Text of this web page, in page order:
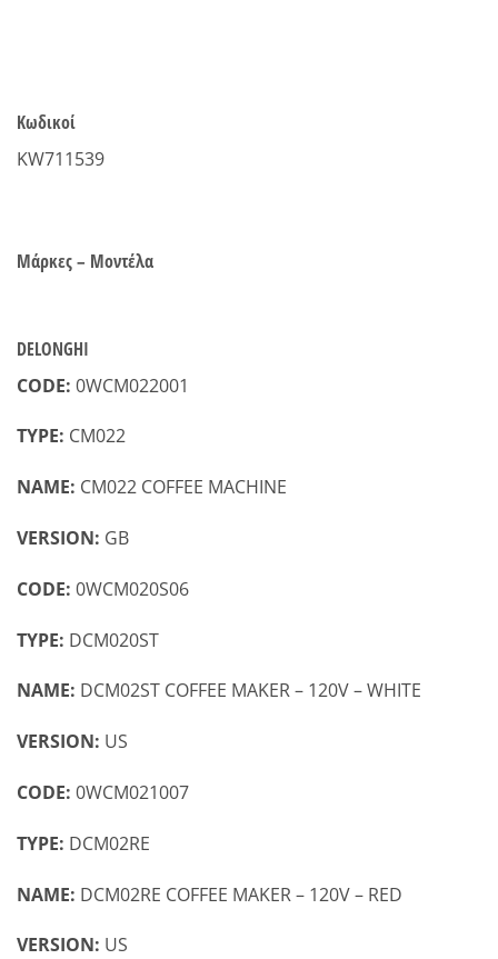
Κωδικοί
KW711539
Μάρκες – Μοντέλα
DELONGHI
CODE: 0WCM022001
TYPE: CM022
NAME: CM022 COFFEE MACHINE
VERSION: GB
CODE: 0WCM020S06
TYPE: DCM020ST
NAME: DCM02ST COFFEE MAKER – 120V – WHITE
VERSION: US
CODE: 0WCM021007
TYPE: DCM02RE
NAME: DCM02RE COFFEE MAKER – 120V – RED
VERSION: US